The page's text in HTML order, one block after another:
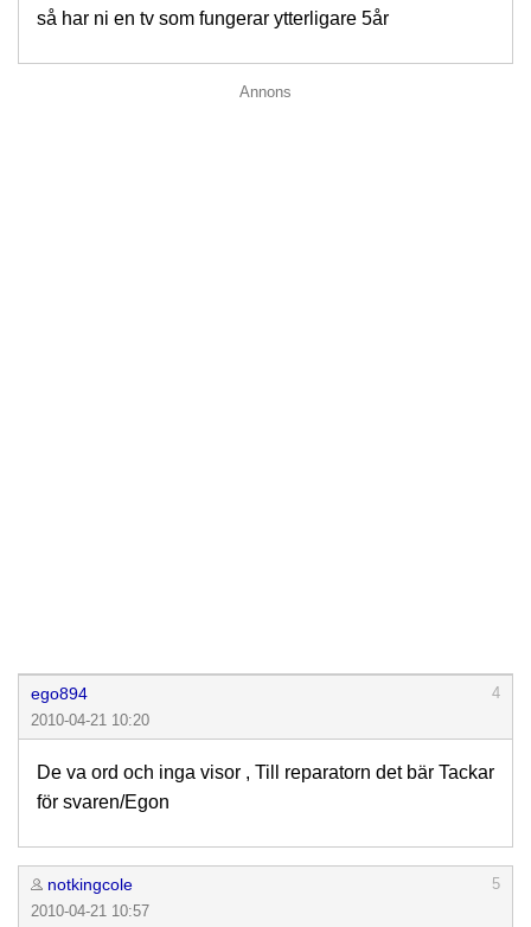
så har ni en tv som fungerar ytterligare 5år
Annons
ego894
4
2010-04-21 10:20
De va ord och inga visor , Till reparatorn det bär Tackar
för svaren/Egon
notkingcole
5
2010-04-21 10:57